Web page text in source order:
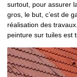
surtout, pour assurer
gros, le but, c’est de
réalisation des
peinture sur tuiles est